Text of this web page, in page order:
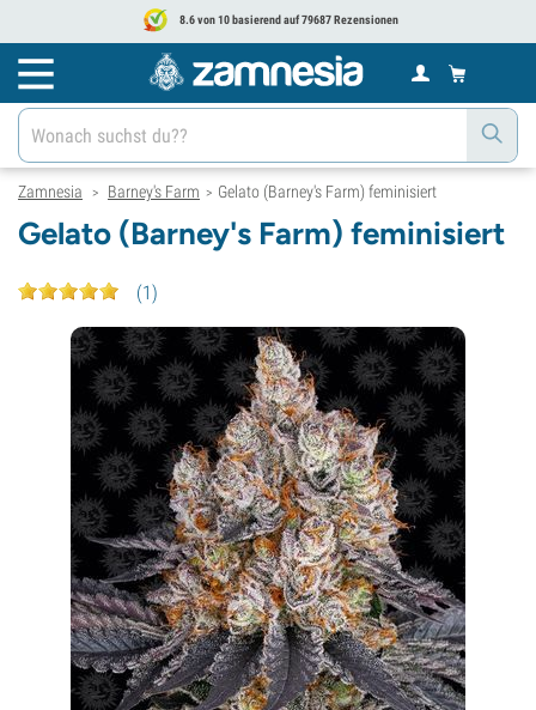
8.6 von 10 basierend auf 79687 Rezensionen
Zamnesia > Barney's Farm > Gelato (Barney's Farm) feminisiert
Gelato (Barney's Farm) feminisiert
(1)